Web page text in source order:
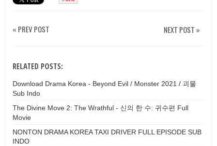
« PREV POST NEXT POST »
RELATED POSTS:
Download Drama Korea - Beyond Evil / Monster 2021 / 괴물
Sub Indo
The Divine Move 2: The Wrathful - 신의 한 수: 귀수편 Full
Movie
NONTON DRAMA KOREA TAXI DRIVER FULL EPISODE SUB
INDO